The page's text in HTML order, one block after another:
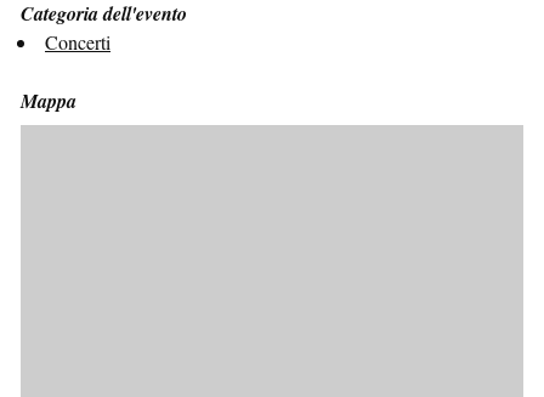
Categoria dell'evento
Concerti
Mappa